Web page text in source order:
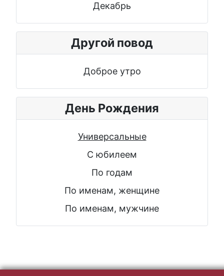
Декабрь
Другой повод
Доброе утро
День Рождения
Универсальные
С юбилеем
По годам
По именам, женщине
По именам, мужчине